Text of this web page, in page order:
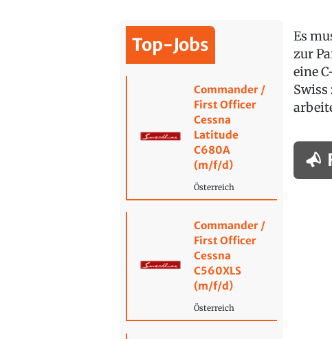
Top-Jobs
Commander /
First Officer
Cessna
Latitude
C680A
(m/f/d)
Österreich
Commander /
First Officer
Cessna
C560XLS
(m/f/d)
Österreich
Es
zur
eine
Swiss